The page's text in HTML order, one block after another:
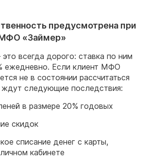
предусмотрена при
«Займер»
всегда дорого: ставка по ним
ежедневно. Если клиент МФО
не в состоянии рассчитаться
ждут следующие последствия:
в размере 20% годовых
скидок
списание денег с карты,
кабинете